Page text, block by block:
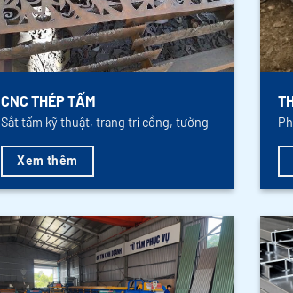
CNC THÉP TẤM
Sắt tấm kỹ thuật, trang trí cổng, tường
Xem thêm